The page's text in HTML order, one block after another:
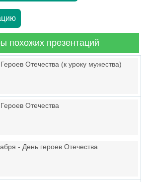
похожих презентаций
Отечества (к уроку мужества)
Отечества
- День героев Отечества